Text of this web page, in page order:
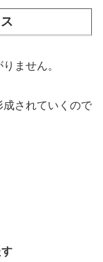
ません。
成されていくので